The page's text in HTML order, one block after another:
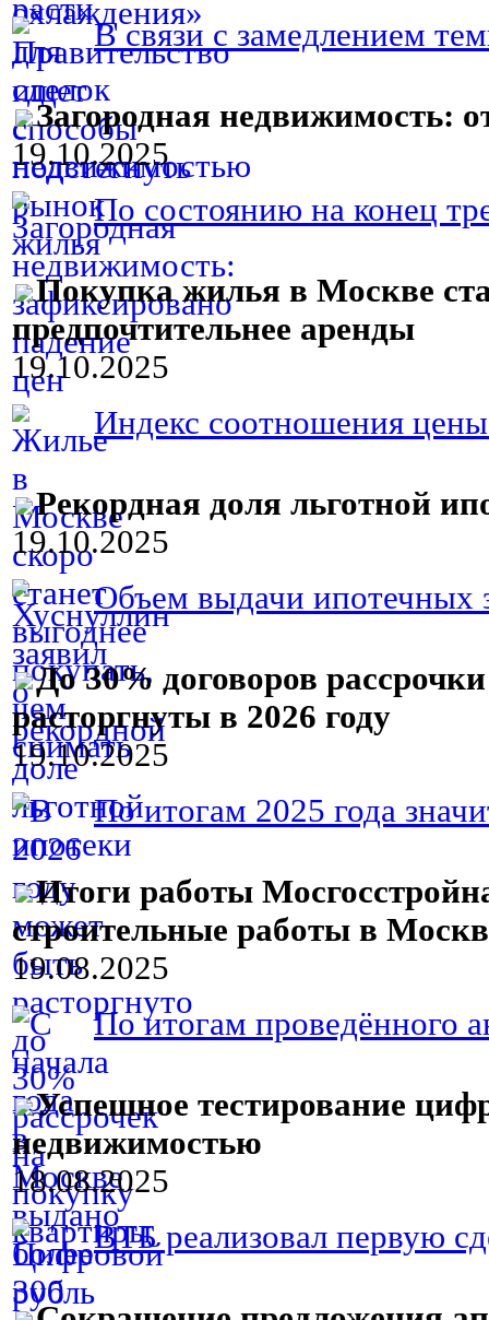
В связи с замедлением
Загородная недвижимость:
19.10.2025
По состоянию на конец
Покупка жилья в Москве
предпочтительнее аренды
19.10.2025
Индекс соотношения
Рекордная доля льготной
19.10.2025
Объем выдачи ипотечных
До 30% договоров
расторгнуты в 2026 году
19.10.2025
По итогам 2025 года
Итоги работы
строительные работы в
19.08.2025
По итогам проведённого
Успешное тестирование
недвижимостью
18.08.2025
ВТБ реализовал первую